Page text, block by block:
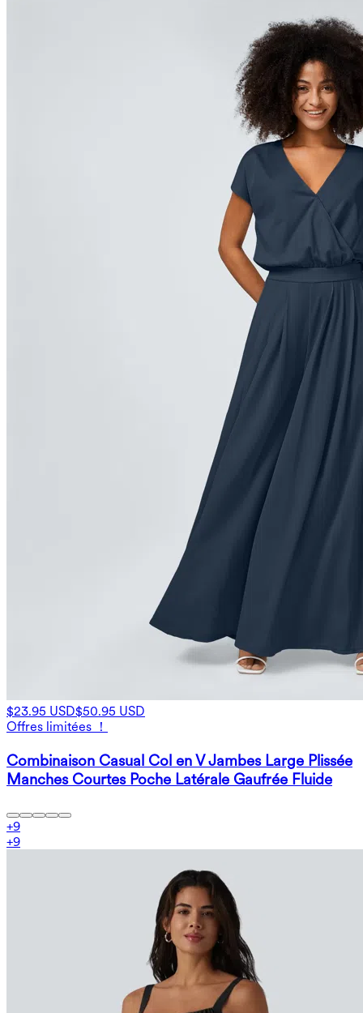
$23.95 USD$50.95 USD
Offres limitées ！
Combinaison Casual Col en V Jambes Large Plissée
Manches Courtes Poche Latérale Gaufrée Fluide
+9
+9